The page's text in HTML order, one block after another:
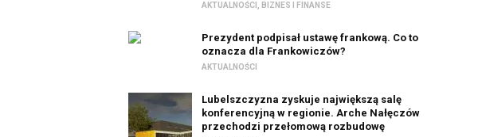
AKTUALNOŚCI BIZNES I FINANSE
Prezydent podpisał ustawę frankową. Co to
oznacza dla Frankowiczów?
AKTUALNOŚCI
Lubelszczyzna zyskuje największą salę
konferencyjną w regionie. Arche Nałęczów
przechodzi przełomową rozbudowę